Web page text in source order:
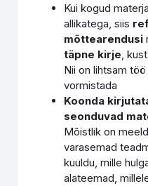
Kui kogud
allikatega, siis
mõttearendusi
täpne kirje,
Nii on lihtsam
vormistada
Koonda
seonduvad
Mõistlik on
varasemad
kuuldu, mille
alateemad,